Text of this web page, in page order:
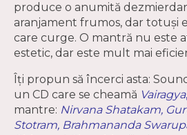
produce o anumită
aranjament frumos, dar totuşi
care curge. O mantră nu este
estetic, dar este mult mai
Îți propun să încerci asta:
un CD care se cheamă Vairagya,
mantre: Nirvana Shatakam,
Stotram, Brahmananda